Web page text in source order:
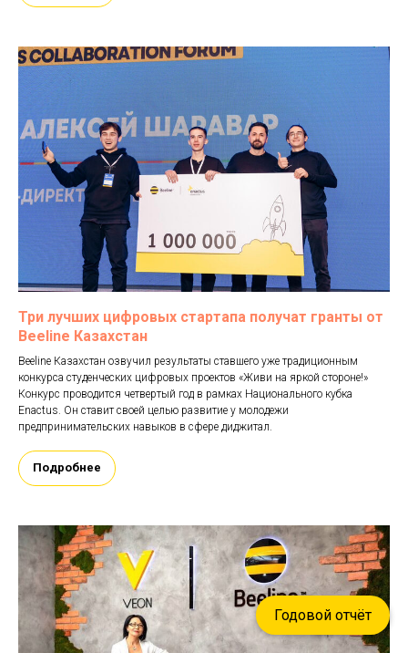
Годовой отчёт
Три лучших цифровых стартапа получат гранты от
Beeline Казахстан
Beeline Казахстан озвучил результаты ставшего уже традиционным
конкурса студенческих цифровых проектов «Живи на яркой стороне!»
Конкурс проводится четвертый год в рамках Национального кубка
Enactus. Он ставит своей целью развитие у молодежи
предпринимательских навыков в сфере диджитал.
Подробнее